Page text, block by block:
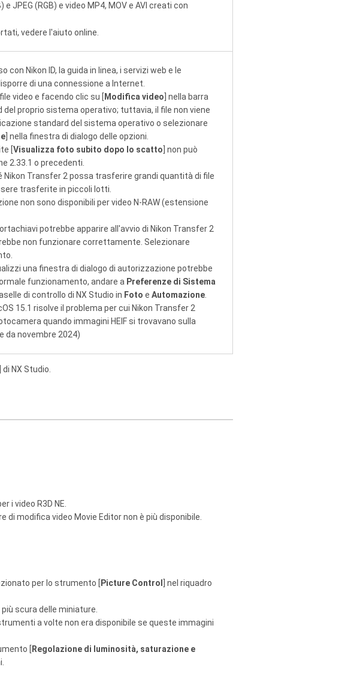
e JPEG (RGB) e video MP4, MOV e AVI creati con
vedere l'aiuto online.
Nikon ID, la guida in linea, i servizi web e le
di una connessione a Internet.
video e facendo clic su [
Modifica video ] nella barra
proprio sistema operativo; tuttavia, il file non viene
standard del sistema operativo o selezionare
] nella finestra di dialogo delle opzioni.
[ Visualizza foto subito dopo lo scatto ] non può
2.33.1 o precedenti.
Transfer 2 possa trasferire grandi quantità di file
trasferite in piccoli lotti.
non sono disponibili per video N-RAW (estensione
potrebbe apparire all'avvio di Nikon Transfer 2
non funzionare correttamente. Selezionare
una finestra di dialogo di autorizzazione potrebbe
funzionamento, andare a Preferenze di Sistema
di controllo di NX Studio in Foto e Automazione
15.1 risolve il problema per cui Nikon Transfer 2
quando immagini HEIF si trovavano sulla
da novembre 2024)
] di NX Studio.
i video R3D NE.
modifica video Movie Editor non è più disponibile.
per lo strumento [
Picture Control
] nel riquadro
scura delle miniature.
a volte non era disponibile se queste immagini
[
Regolazione di luminosità, saturazione e